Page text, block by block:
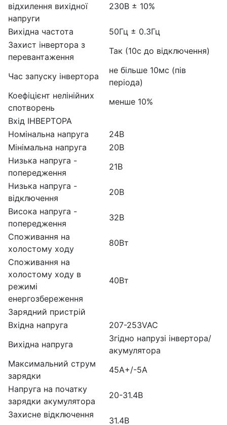
відхилення вихідної
напруги
230В ± 10%
Вихідна частота
50Гц ± 0.3Гц
Захист інвертора з
перевантаження
Так (10с до відключення)
Час запуску інвертора
не більше 10мс (пів
періода)
Коефіцієнт нелінійних
спотворень
менше 10%
Вхід ІНВЕРТОРА
Номінальна напруга
24В
Мінімальна напруга
20В
Низька напруга -
попередження
21В
Низька напруга -
відключення
20В
Висока напруга -
попередження
32В
Споживання на
холостому ходу
80Вт
Споживання на
холостому ходу в
режимі
енергозбереження
40Вт
Зарядний пристрій
Вхідна напруга
207-253VAC
Вихідна напруга
Згідно напрузі інвертора/
акумулятора
Максимальний струм
зарядки
45А+/-5А
Напруга на початку
зарядки акумулятора
20-31.4В
Захисне відключення
31.4В